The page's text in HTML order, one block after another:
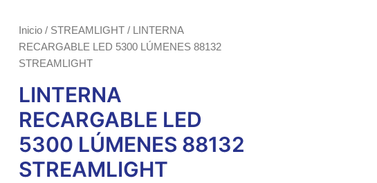
Inicio / STREAMLIGHT / LINTERNA
RECARGABLE LED 5300 LÚMENES 88132
STREAMLIGHT
LINTERNA
RECARGABLE LED
5300 LÚMENES 88132
STREAMLIGHT